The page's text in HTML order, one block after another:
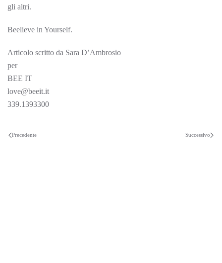
gli altri.
Beelieve in Yourself.
Articolo scritto da Sara D’Ambrosio
per
BEE IT
love@beeit.it
339.1393300
Precedente Successivo